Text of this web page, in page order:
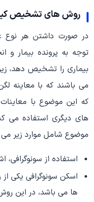
روش های تشخیص
در صورت داشتن هر نوع
توجه به پرونده بیمار و
بیماری را تشخیص دهد،
می باشند که با معاینه
که این موضوع با
های دیگری استفاده
موضوع شامل موارد زیر
استفاده از
اسکن سونوگرافی یکی
ها می باشد، در این